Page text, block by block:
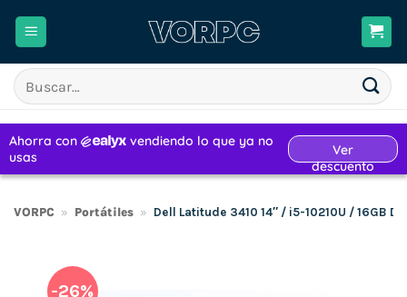
Buscar
por:
VORPC » Portátiles » Dell Latitude 3410 14″ / i5-10210U / 16GB
-26%